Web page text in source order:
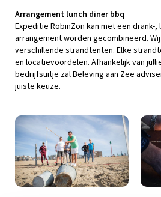
Arrangement lunch diner bbq
Expeditie RobinZon kan met een drank-,
arrangement worden gecombineerd.
verschillende strandtenten. Elke
en locatievoordelen. Afhankelijk van
bedrijfsuitje zal Beleving aan Zee
juiste keuze.